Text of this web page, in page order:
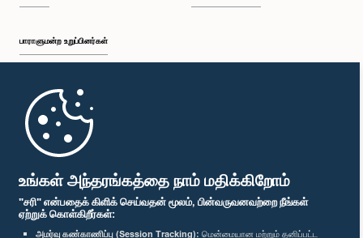
உங்கள் அந்தரங்கத்தை நாம் மதிக்கிறோம்
"சரி" என்பதைக் கிளிக் செய்வதன் மூலம், பின்வருவனவற்றை நீங்கள்
ஏற்றுக் கொள்கிறீர்கள்:
அமர்வு கண்காணிப்பு (Session Tracking): மென்மையான மற்றும் தனிப்பட்ட
பாராளுமன்ற உறுப்பினர்கள்
முதற்பக்கம்
பாராளுமன்ற கையடக்க செயலி